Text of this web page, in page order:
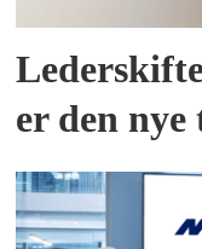
er den